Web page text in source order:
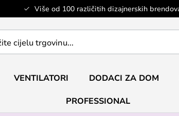
Više od 100 različitih dizajnerskih
VENTILATORI DODACI ZA DOM
PROFESSIONAL